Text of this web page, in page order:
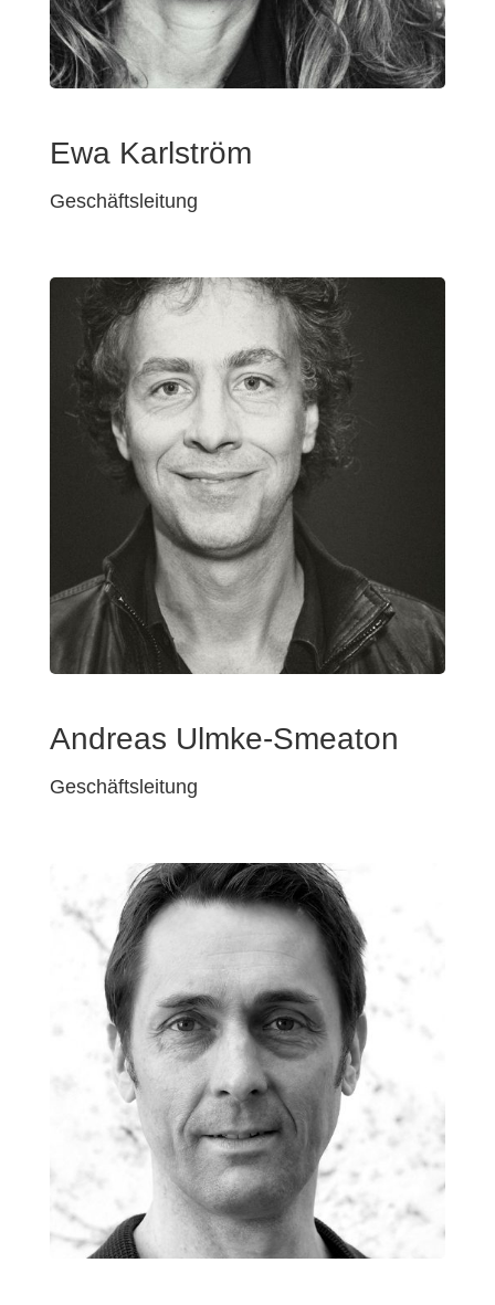
Ewa Karlström
Geschäftsleitung
Andreas Ulmke-Smeaton
Geschäftsleitung